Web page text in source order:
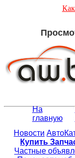
На
главную
Новости
Купить
Частные